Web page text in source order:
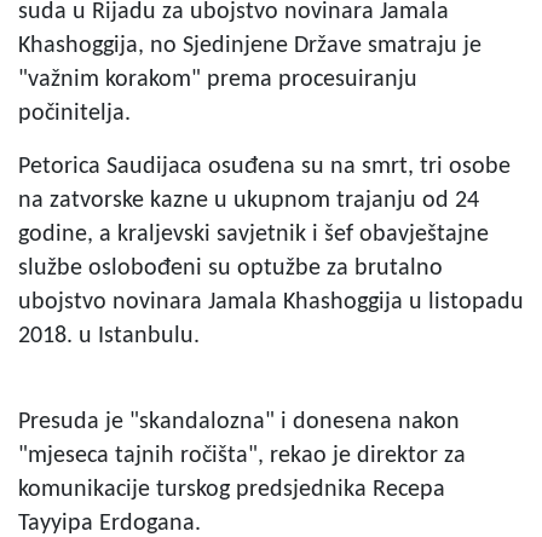
suda u Rijadu za ubojstvo novinara Jamala
Khashoggija, no Sjedinjene Države smatraju je
"važnim korakom" prema procesuiranju
počinitelja.
Petorica Saudijaca osuđena su na smrt, tri osobe
na zatvorske kazne u ukupnom trajanju od 24
godine, a kraljevski savjetnik i šef obavještajne
službe oslobođeni su optužbe za brutalno
ubojstvo novinara Jamala Khashoggija u listopadu
2018. u Istanbulu.
Presuda je "skandalozna" i donesena nakon
"mjeseca tajnih ročišta", rekao je direktor za
komunikacije turskog predsjednika Recepa
Tayyipa Erdogana.